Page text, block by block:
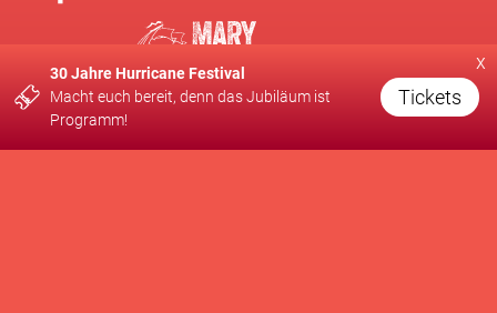
MEDIENPARTNER
x
30 Jahre Hurricane Festival
Macht euch bereit, denn das Jubiläum ist
Programm!
Tickets